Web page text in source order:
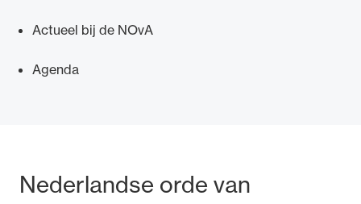
Actueel bij de NOvA
Agenda
Bezoek- en postadres
Nederlandse orde van